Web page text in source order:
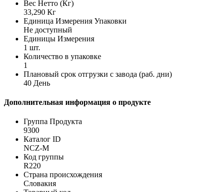
Вес Нетто (Кг)
33,290 Кг
Единица Измерения Упаковки
Не доступный
Единицы Измерения
1 шт.
Количество в упаковке
1
Плановый срок отгрузки с завода (раб. дни)
40 День
Дополнительная информация о продукте
Группа Продукта
9300
Каталог ID
NCZ-M
Код группы
R220
Страна происхождения
Словакия